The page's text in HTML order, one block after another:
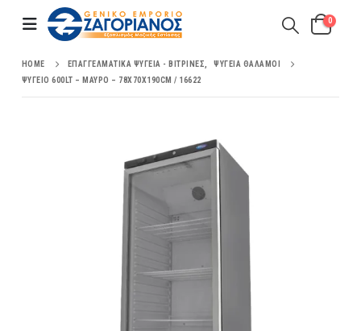
0
HOME ΕΠΑΓΓΕΛΜΑΤΙΚΆ ΨΥΓΕΊΑ - ΒΙΤΡΊΝΕΣ
ΨΥΓΕΊΑ ΘΆΛΑΜΟΙ
ΨΥΓΕΊΟ 600LT – ΜΑΎΡΟ – 78X70X190CM / 16622